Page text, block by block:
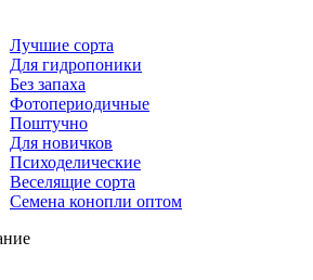
Лучшие сорта
Для гидропоники
Без запаха
Фотопериодичные
Поштучно
Для новичков
Психоделические
Веселящие сорта
Семена конопли оптом